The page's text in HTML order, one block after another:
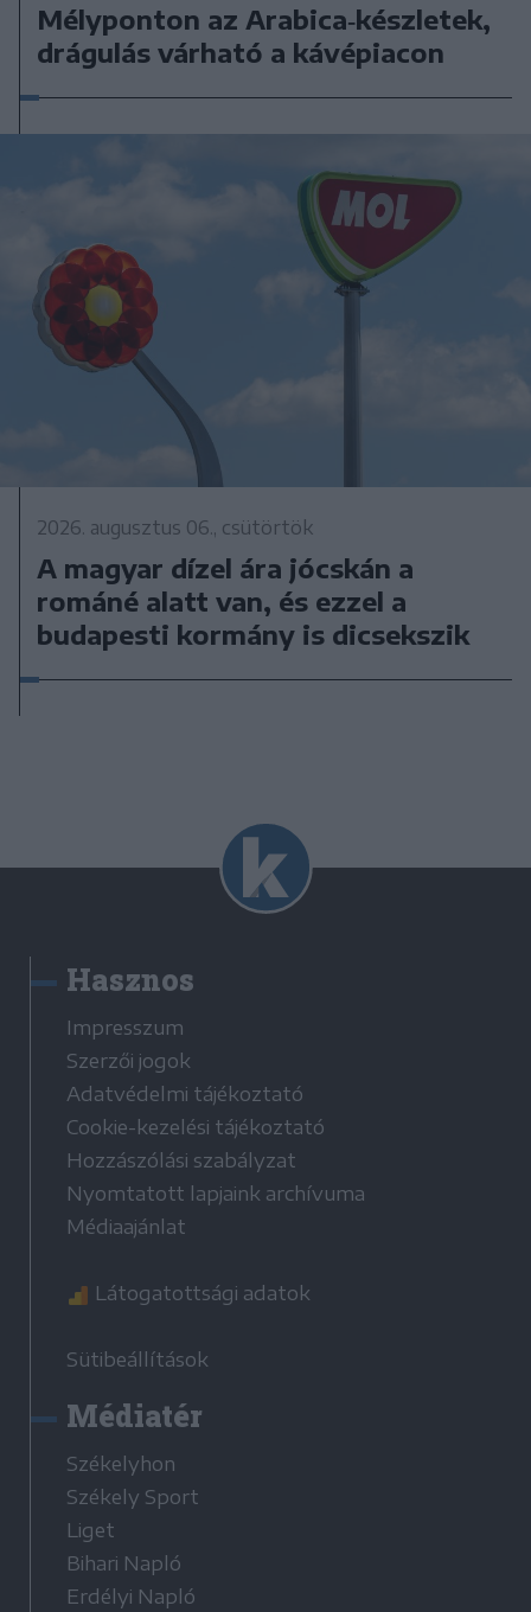
Mélyponton az Arabica‑készletek,
drágulás várható a kávépiacon
2026. augusztus 06., csütörtök
A magyar dízel ára jócskán a
románé alatt van, és ezzel a
budapesti kormány is dicsekszik
Hasznos
Impresszum
Szerzői jogok
Adatvédelmi tájékoztató
Cookie-kezelési tájékoztató
Hozzászólási szabályzat
Nyomtatott lapjaink archívuma
Médiaajánlat
Látogatottsági adatok
Sütibeállítások
Médiatér
Székelyhon
Székely Sport
Liget
Bihari Napló
Erdélyi Napló